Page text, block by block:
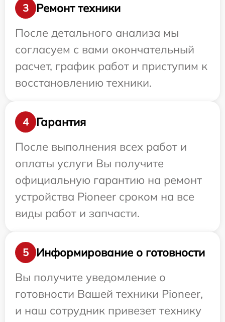
3
Ремонт техники
После детального анализа мы
согласуем с вами окончательный
расчет, график работ и приступим к
восстановлению техники.
4
Гарантия
После выполнения всех работ и
оплаты услуги Вы получите
официальную гарантию на ремонт
устройства Pioneer сроком на все
виды работ и запчасти.
5
Информирование о готовности
Вы получите уведомление о
готовности Вашей техники Pioneer,
и наш сотрудник привезет технику